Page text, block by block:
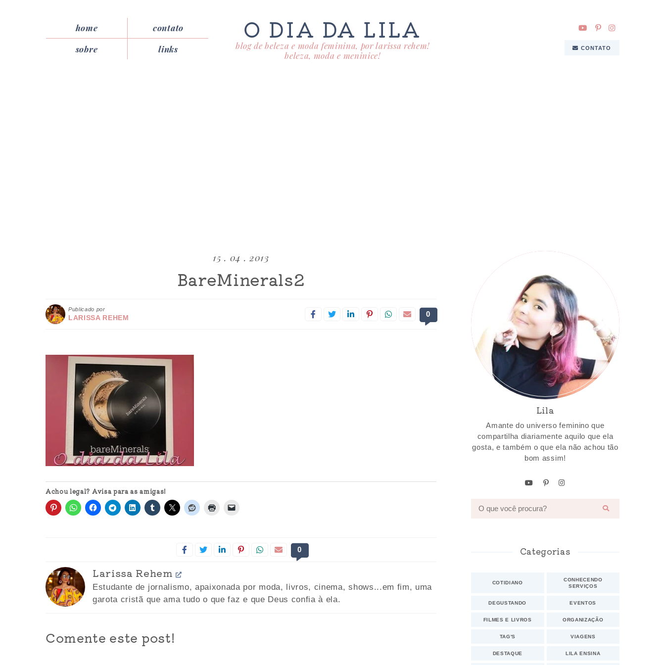
home
contato
sobre
links
O DIA DA LILA
blog de beleza e moda feminina, por larissa rehem!
beleza, moda e meninice!
CONTATO
15 . 04 . 2013
BareMinerals2
Publicado por
LARISSA REHEM 0
Achou legal? Avisa para as amigas!
0
Larissa Rehem
Estudante de jornalismo, apaixonada por moda, livros, cinema, shows...em fim, uma
garota cristã que ama tudo o que faz e que Deus confia à ela.
Comente este post!
Lila
Amante do universo feminino que
compartilha diariamente aquilo que ela
gosta, e também o que ela não achou tão
bom assim!
Categorias
COTIDIANO
CONHECENDO
SERVIÇOS
DEGUSTANDO EVENTOS
FILMES E LIVROS ORGANIZAÇÃO
TAG'S VIAGENS
DESTAQUE LILA ENSINA